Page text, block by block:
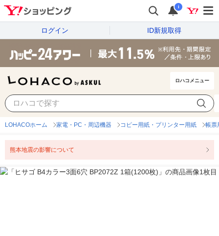
i
ログイン ID新規取得
ロハコメニュー
LOHACOホーム 家電・PC・周辺機器 コピー用紙・プリンター用紙 帳票
熊本地震の影響について